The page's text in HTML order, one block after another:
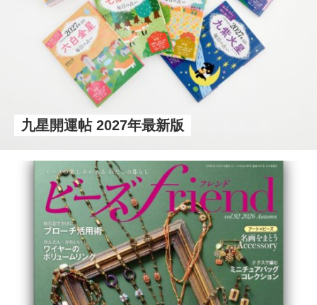
九星開運帖 2027年最新版